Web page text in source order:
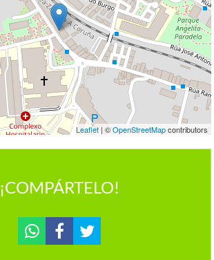
Leaflet| ©OpenStreetMapcontributors
¡COMPÁRTELO!